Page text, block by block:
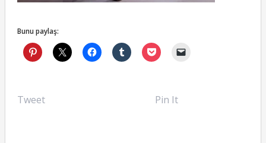
Bunu paylaş:
Tweet Pin It